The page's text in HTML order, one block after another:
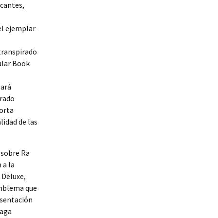
ejemplar
Book
de las
Ra
a la
que